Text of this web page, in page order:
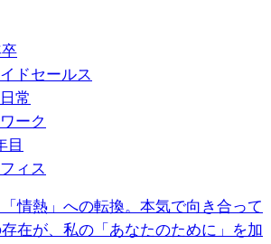
ドセールス
常
ーク
目
ィス
「情熱」への転換。本気で向き合って
在が、私の「あなたのために」を加